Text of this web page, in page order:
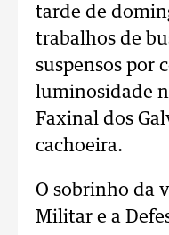
tarde de
trabalhos de
suspensos por
luminosidade
Faxinal dos
cachoeira.
O sobrinho da
Militar e a